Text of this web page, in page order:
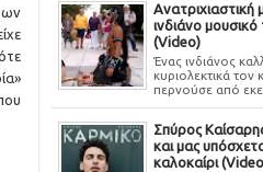
Ανατριχιαστική
ινδιάνο
(Video)
Ένας ινδιάνος
κυριολεκτικά
περνούσε από
Σπύρος
και μας
καλοκαίρι